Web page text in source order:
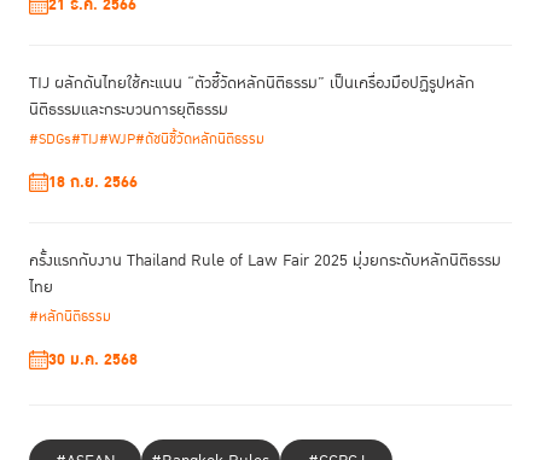
ผลงานภาพถ่าย “โอกาสที่งดงาม” โดย คุณนพพล ชูกลิ่น
ผลงานภาพวาดสีอะคริลิก “Call Me by My Name” โดย คุณจาริณี เมธี
ผลงานวาดภาพประกอบ “โอบกอด โอกาส” โดย คุณอนุชิต คำน้อย เจ้าของ
ผลงาน “โอกาสจากงานช่าง” โดยผู้ต้องขังในโครงการช่างสิบหมู่เรือนจำ
พิเศษธนบุรี ที่ฝึกสอนโดยอาจารย์พิรุณ ศรีเอี่ยมสะอาด ครูช่างศิลป
หัตถกรรมประจำปี 2556
ศักดิ์ เนตรทอง ช่างภาพสารคดีประจำสำนักข่าว PPTV
คณบดีคณะสถาปัตยกรรมศาสตร์ มหาวิทยาลัยกรุงเทพ
TIJ ผลักดันไทยใช้คะแนน “ตัวชี้วัดหลักนิติธรรม” เป็นเครื่องมือปฏิรูปหลัก
นิติธรรมและกระบวนการยุติธรรม
#SDGs#TIJ#WJP#ดัชนีชี้วัดหลักนิติธรรม
18 ก.ย. 2566
ครั้งแรกกับงาน Thailand Rule of Law Fair 2025 มุ่งยกระดับหลักนิติธรรม
ไทย
#หลักนิติธรรม
30 ม.ค. 2568